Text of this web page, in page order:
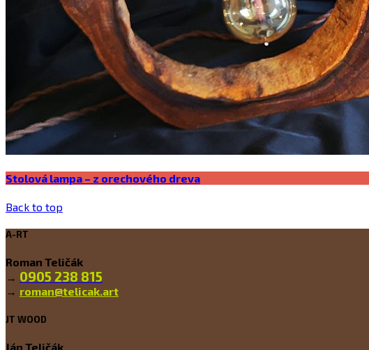
Stolová lampa – z orechového dreva
Back to top
A-RT
Roman Teličák
→ 0905 238 815
→ roman@telicak.art
JT WOOD
Ján Teličák